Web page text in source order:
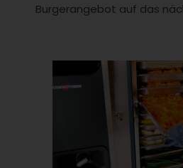
Burgerangebot auf das